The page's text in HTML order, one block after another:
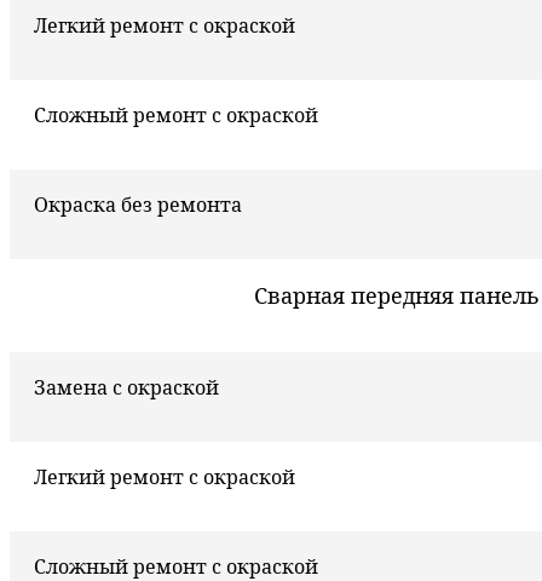
Легкий ремонт с окраской
Сложный ремонт с окраской
Окраска без ремонта
Сварная передняя панель
Замена с окраской
Легкий ремонт с окраской
Сложный ремонт с окраской